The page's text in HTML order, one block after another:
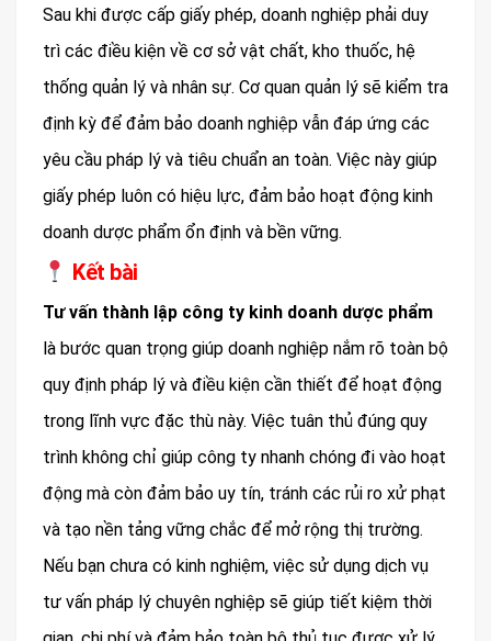
Sau khi được cấp giấy phép, doanh nghiệp phải duy
trì các điều kiện về cơ sở vật chất, kho thuốc, hệ
thống quản lý và nhân sự. Cơ quan quản lý sẽ kiểm tra
định kỳ để đảm bảo doanh nghiệp vẫn đáp ứng các
yêu cầu pháp lý và tiêu chuẩn an toàn. Việc này giúp
giấy phép luôn có hiệu lực, đảm bảo hoạt động kinh
doanh dược phẩm ổn định và bền vững.
Kết bài
Tư vấn thành lập công ty kinh doanh dược phẩm
là bước quan trọng giúp doanh nghiệp nắm rõ toàn bộ
quy định pháp lý và điều kiện cần thiết để hoạt động
trong lĩnh vực đặc thù này. Việc tuân thủ đúng quy
trình không chỉ giúp công ty nhanh chóng đi vào hoạt
động mà còn đảm bảo uy tín, tránh các rủi ro xử phạt
và tạo nền tảng vững chắc để mở rộng thị trường.
Nếu bạn chưa có kinh nghiệm, việc sử dụng dịch vụ
tư vấn pháp lý chuyên nghiệp sẽ giúp tiết kiệm thời